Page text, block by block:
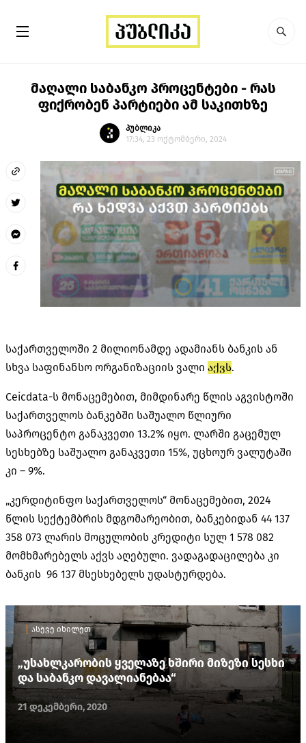
მაღალი საბანკო პროცენტები - რას
ფიქრობენ პარტიები ამ საკითხზე
პუბლიკა
17:34, 23 ოქტომბერი, 2024
საქართველოში 2 მილიონამდე ადამიანს ბანკის ან
სხვა საფინანსო ორგანიზაციის ვალი აქვს.
Ceicdata-ს მონაცემებით, მიმდინარე წლის აგვისტოში
საქართველოს ბანკებში საშუალო წლიური
საპროცენტო განაკვეთი 13.2% იყო. ლარში გაცემულ
სესხებზე საშუალო განაკვეთი 15%, უცხოურ ვალუტაში
კი – 9%.
„კერდიტინფო საქართველოს“ მონაცემებით, 2024
წლის სექტემბრის მდგომარეობით, ბანკებიდან 44 137
358 073 ლარის მოცულობის კრედიტი სულ 1 578 082
მომხმარებელს აქვს აღებული. ვადაგადაცილება კი
ბანკის 96 137 მსესხებელს უდასტურდება.
ასევე იხილეთ
„უსახლკარობის ყველაზე ხშირი მიზეზი სესხი
და საბანკო დავალიანებაა“
21 დეკემბერი, 2020